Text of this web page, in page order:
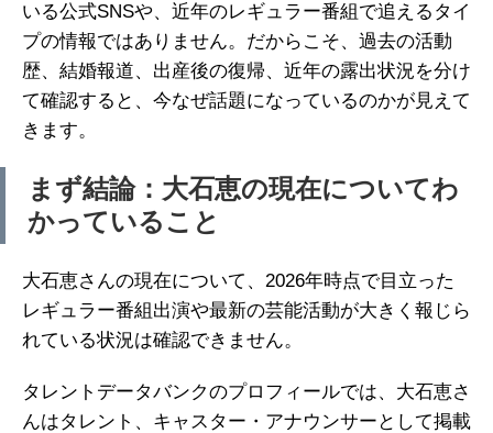
いる公式SNSや、近年のレギュラー番組で追えるタイ
プの情報ではありません。だからこそ、過去の活動
歴、結婚報道、出産後の復帰、近年の露出状況を分け
て確認すると、今なぜ話題になっているのかが見えて
きます。
まず結論：大石恵の現在についてわ
かっていること
大石恵さんの現在について、2026年時点で目立った
レギュラー番組出演や最新の芸能活動が大きく報じら
れている状況は確認できません。
タレントデータバンクのプロフィールでは、大石恵さ
んはタレント、キャスター・アナウンサーとして掲載